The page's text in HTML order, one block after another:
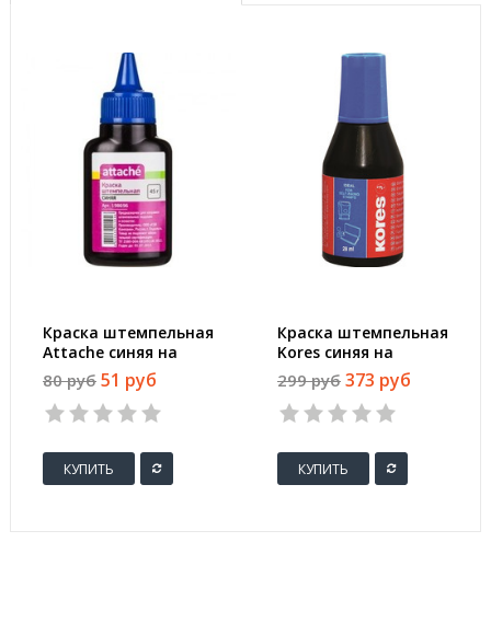
Краска штемпельная
Attache синяя на
водной основе 45 г
80 руб 51 руб
КУПИТЬ
Краска штемпельная
Kores синяя на
водно-масляной
основе 28 г
299 руб 373 руб
КУПИТЬ